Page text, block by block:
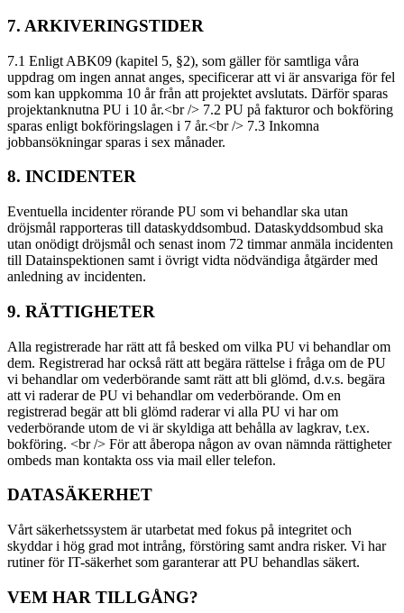
7. ARKIVERINGSTIDER
7.1 Enligt ABK09 (kapitel 5, §2), som gäller för samtliga våra
uppdrag om ingen annat anges, specificerar att vi är ansvariga för fel
som kan uppkomma 10 år från att projektet avslutats. Därför sparas
projektanknutna PU i 10 år.<br /> 7.2 PU på fakturor och bokföring
sparas enligt bokföringslagen i 7 år.<br /> 7.3 Inkomna
jobbansökningar sparas i sex månader.
8. INCIDENTER
Eventuella incidenter rörande PU som vi behandlar ska utan
dröjsmål rapporteras till dataskyddsombud. Dataskyddsombud ska
utan onödigt dröjsmål och senast inom 72 timmar anmäla incidenten
till Datainspektionen samt i övrigt vidta nödvändiga åtgärder med
anledning av incidenten.
9. RÄTTIGHETER
Alla registrerade har rätt att få besked om vilka PU vi behandlar om
dem. Registrerad har också rätt att begära rättelse i fråga om de PU
vi behandlar om vederbörande samt rätt att bli glömd, d.v.s. begära
att vi raderar de PU vi behandlar om vederbörande. Om en
registrerad begär att bli glömd raderar vi alla PU vi har om
vederbörande utom de vi är skyldiga att behålla av lagkrav, t.ex.
bokföring. <br /> För att åberopa någon av ovan nämnda rättigheter
ombeds man kontakta oss via mail eller telefon.
DATASÄKERHET
Vårt säkerhetssystem är utarbetat med fokus på integritet och
skyddar i hög grad mot intrång, förstöring samt andra risker. Vi har
rutiner för IT-säkerhet som garanterar att PU behandlas säkert.
VEM HAR TILLGÅNG?